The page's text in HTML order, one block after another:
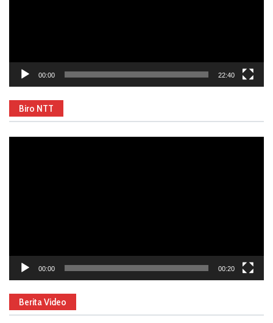
00:00 22:40
Biro NTT
00:00 00:20
Berita Video